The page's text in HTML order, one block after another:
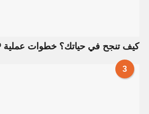
كيف تنجح في حياتك؟ خطوات عملية ᴴᴰ
3